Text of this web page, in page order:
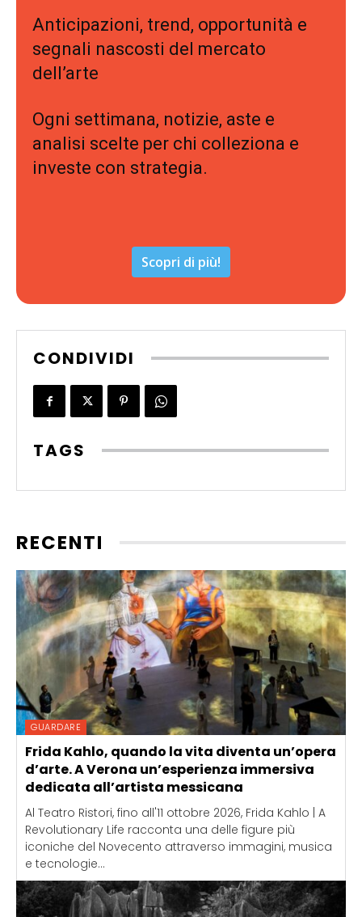
Anticipazioni, trend, opportunità e
segnali nascosti del mercato
dell’arte
Ogni settimana, notizie, aste e
analisi scelte per chi colleziona e
investe con strategia.
Scopri di più!
CONDIVIDI
TAGS
RECENTI
GUARDARE
Frida Kahlo, quando la vita diventa un’opera
d’arte. A Verona un’esperienza immersiva
dedicata all’artista messicana
Al Teatro Ristori, fino all'11 ottobre 2026, Frida Kahlo | A
Revolutionary Life racconta una delle figure più
iconiche del Novecento attraverso immagini, musica
e tecnologie...